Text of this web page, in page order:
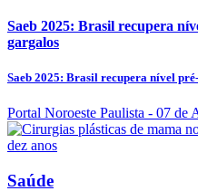
Saeb 2025: Brasil recupera
gargalos
Saeb 2025: Brasil recupera nível
Portal Noroeste Paulista - 07 de
Saúde